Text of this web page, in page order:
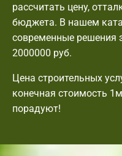
рассчитать цену,
бюджета. В нашем
современные решения
2000000 руб.
Цена строительных
конечная стоимость
порадуют!